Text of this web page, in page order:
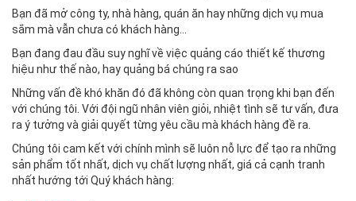
Bạn đã mở công ty, nhà hàng, quán ăn hay những dịch vụ mua
sắm mà vẫn chưa có khách hàng…
Bạn đang đau đầu suy nghĩ về việc quảng cáo thiết kế thương
hiệu như thế nào, hay quảng bá chúng ra sao
Những vấn đề khó khăn đó đã không còn quan trọng khi bạn đến
với chúng tôi. Với đội ngũ nhân viên giỏi, nhiệt tình sẽ tư vấn, đưa
ra ý tưởng và giải quyết từng yêu cầu mà khách hàng đề ra.
Chúng tôi cam kết với chính mình sẽ luôn nỗ lực để tạo ra những
sản phẩm tốt nhất, dịch vụ chất lượng nhất, giá cả cạnh tranh
nhất hướng tới Quý khách hàng: